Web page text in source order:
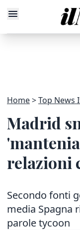
Home Top News
Madrid
relazioni
Secondo fonti
media Spagna
parole tycoon